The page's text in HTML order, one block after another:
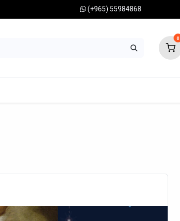
(+965) 55984868
0